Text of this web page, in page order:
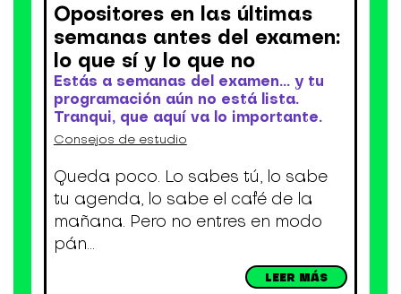
Opositores en las últimas
semanas antes del examen:
lo que sí y lo que no
Estás a semanas del examen… y tu
programación aún no está lista.
Tranqui, que aquí va lo importante.
Consejos de estudio
Queda poco. Lo sabes tú, lo sabe
tu agenda, lo sabe el café de la
mañana. Pero no entres en modo
pán...
LEER MÁS